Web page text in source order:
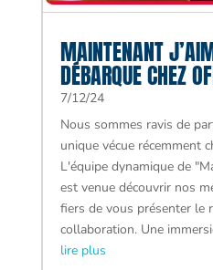
MAINTENANT
DÉBARQUE CHEZ
7/12/24
Nous sommes ravis de
unique vécue récemment
L'équipe dynamique de
est venue découvrir nos
fiers de vous présenter le
collaboration. Une
lire plus